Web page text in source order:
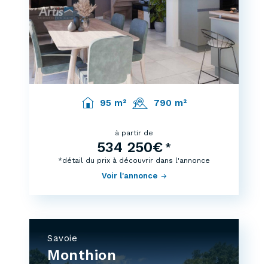
95 m² 790 m²
à partir de
534 250€ *
Voir l'annonce
*détail du prix à découvrir dans l'annonce
Savoie
Monthion